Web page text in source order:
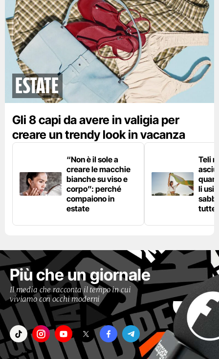
Estate
Gli 8 capi da avere in valigia per
creare un trendy look in vacanza
“Non è il sole a
creare le macchie
bianche su viso e
corpo”: perché
compaiono in
estate
Teli
li
tutte
Più che un giornale
Il media che racconta il tempo in cui
viviamo con occhi moderni